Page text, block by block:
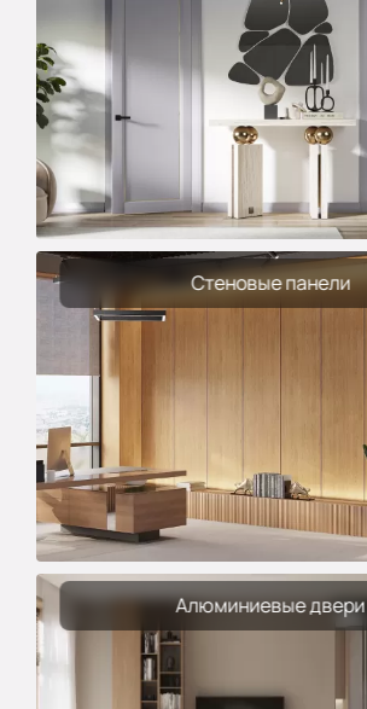
Стеновые панели
Алюминиевые двери